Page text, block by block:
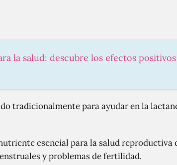
la salud: descubre los efectos
tradicionalmente para ayudar en la
esencial para la salud reproductiva
y problemas de fertilidad.